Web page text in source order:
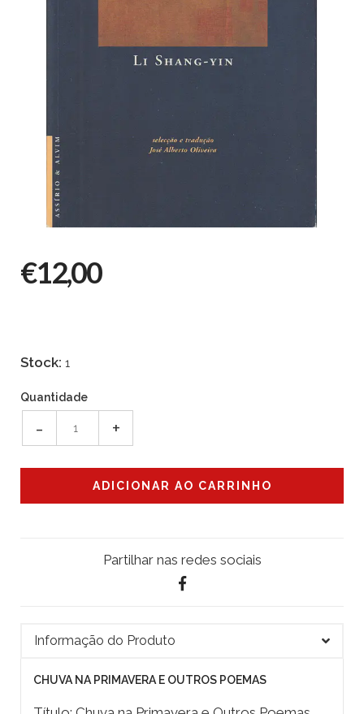
€12,00
Stock: 1
Quantidade
- +
Partilhar nas redes sociais
Informação do Produto
CHUVA NA PRIMAVERA E OUTROS POEMAS